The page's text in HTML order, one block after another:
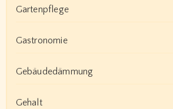
Gartenpflege
Gastronomie
Gebäudedämmung
Gehalt